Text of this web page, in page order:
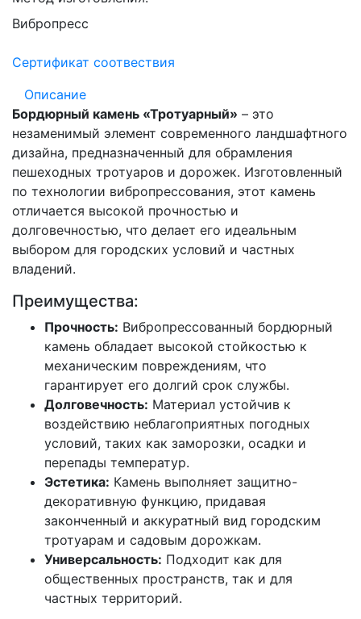
Вибропресс
Сертификат соотвествия
Описание
Бордюрный камень «Тротуарный» – это
незаменимый элемент современного ландшафтного
дизайна, предназначенный для обрамления
пешеходных тротуаров и дорожек. Изготовленный
по технологии вибропрессования, этот камень
отличается высокой прочностью и
долговечностью, что делает его идеальным
выбором для городских условий и частных
владений.
Преимущества:
Прочность: Вибропрессованный бордюрный
камень обладает высокой стойкостью к
механическим повреждениям, что
гарантирует его долгий срок службы.
Долговечность: Материал устойчив к
воздействию неблагоприятных погодных
условий, таких как заморозки, осадки и
перепады температур.
Эстетика: Камень выполняет защитно-
декоративную функцию, придавая
законченный и аккуратный вид городским
тротуарам и садовым дорожкам.
Универсальность: Подходит как для
общественных пространств, так и для
частных территорий.